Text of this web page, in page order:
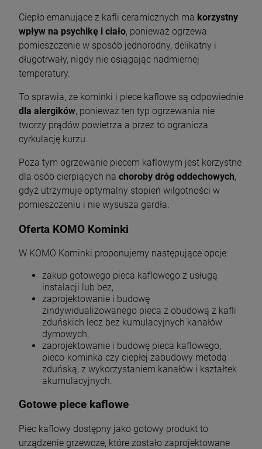
Ciepło emanujące z kafli ceramicznych ma korzystny
wpływ na psychikę i ciało, ponieważ ogrzewa
pomieszczenie w sposób jednorodny, delikatny i
długotrwały, nigdy nie osiągając nadmiernej
temperatury.
To sprawia, że kominki i piece kaflowe są odpowiednie
dla alergików, ponieważ ten typ ogrzewania nie
tworzy prądów powietrza a przez to ogranicza
cyrkulację kurzu.
Poza tym ogrzewanie piecem kaflowym jest korzystne
dla osób cierpiących na choroby dróg oddechowych,
gdyż utrzymuje optymalny stopień wilgotności w
pomieszczeniu i nie wysusza gardła.
Oferta KOMO Kominki
W KOMO Kominki proponujemy następujące opcje:
zakup gotowego pieca kaflowego z usługą
instalacji lub bez,
zaprojektowanie i budowę
zindywidualizowanego pieca z obudową z kafli
zduńskich lecz bez kumulacyjnych kanałów
dymowych,
zaprojektowanie i budowę pieca kaflowego,
pieco-kominka czy ciepłej zabudowy metodą
zduńską, z wykorzystaniem kanałów i kształtek
akumulacyjnych.
Gotowe piece kaflowe
Piec kaflowy dostępny jako gotowy produkt to
urządzenie grzewcze, które zostało zaprojektowane